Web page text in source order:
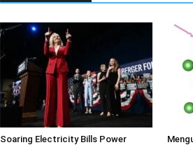
Soaring Electricity Bills Power